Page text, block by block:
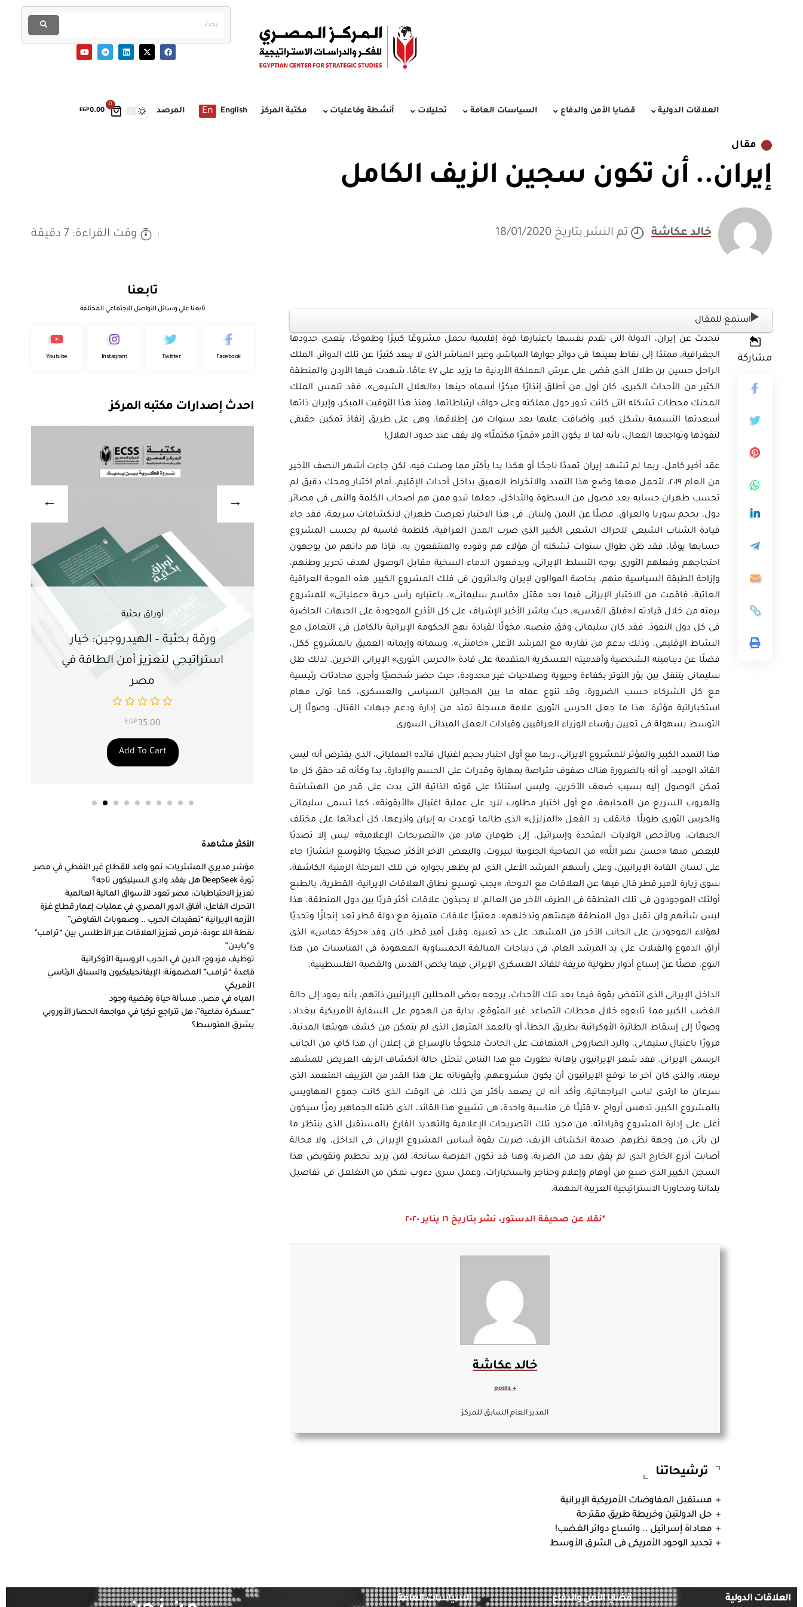
0
EGP0.00 العلاقات الدولية قضايا الأمن والدفاع السياسات العامة تحليلات أنشطة وفاعليات مكتبة المركز English
En المرصد
مقال
إيران.. أن تكون سجين الزيف الكامل
خالد عكاشة تم النشر بتاريخ 18/01/2020 وقت القراءة: 7 دقيقة
استمع للمقال
مشاركة
نتحدث عن إيران، الدولة التى تقدم نفسها باعتبارها قوة إقليمية تحمل مشروعًا كبيرًا وطموحًا، يتعدى حدودها
الجغرافية، ممتدًا إلى نقاط بعينها فى دوائر جوارها المباشر، وغير المباشر الذى لا يبعد كثيرًا عن تلك الدوائر. الملك
الراحل حسين بن طلال الذى قضى على عرش المملكة الأردنية ما يزيد على ٤٧ عامًا، شهدت فيها الأردن والمنطقة
الكثير من الأحداث الكبرى، كان أول من أطلق إنذارًا مبكرًا أسماه حينها بـ«الهلال الشيعى»، فقد تلمس الملك
المحنك محطات تشكله التى كانت تدور حول مملكته وعلى حواف ارتباطاتها. ومنذ هذا التوقيت المبكر، وإيران ذاتها
أسعدتها التسمية بشكل كبير، وأضافت عليها بعد سنوات من إطلاقها، وهى على طريق إنفاذ تمكين حقيقى
لنفوذها وتواجدها الفعال، بأنه لما لا يكون الأمر «قمرًا مكتملًا» ولا يقف عند حدود الهلال!
عقد أخير كامل، ربما لم تشهد إيران تمددًا ناجحًا أو هكذا بدا بأكثر مما وصلت فيه، لكن جاءت أشهر النصف الأخير
من العام ٢٠١٩، لتحمل معها وضع هذا التمدد والانخراط العميق بداخل أحداث الإقليم، أمام اختبار ومحك دقيق لم
تحسب طهران حسابه بعد فصول من السطوة والتداخل، جعلها تبدو ممن هم أصحاب الكلمة والنهى فى مصائر
دول، بحجم سوريا والعراق. فضلًا عن اليمن ولبنان. فى هذا الاختبار تعرضت طهران لانكشافات سريعة، فقد جاء
قيادة الشباب الشيعى للحراك الشعبى الكبير الذى ضرب المدن العراقية، كلطمة قاسية لم يحسب المشروع
حسابها يومًا، فقد ظن طوال سنوات تشكله أن هؤلاء هم وقوده والمنتفعون به. فإذا هم ذاتهم من يوجهون
احتجاجهم وفعلهم الثورى بوجه التسلط الإيرانى، ويدفعون الدماء السخية مقابل الوصول لهدف تحرير وطنهم،
وإزاحة الطبقة السياسية منهم، بخاصة الموالون لإيران والدائرون فى فلك المشروع الكبير. هذه الموجة العراقية
العاتية، فاقمت من الاختبار الإيرانى فيما بعد مقتل «قاسم سليمانى»، باعتباره رأس حربة «عملياتى» للمشروع
برمته من خلال قيادته لـ«فيلق القدس»، حيث يباشر الأخير الإشراف على كل الأذرع الموجودة على الجبهات الحاضرة
فى كل دول النفوذ. فقد كان سليمانى وفق منصبه، مخولًا لقيادة نهج الحكومة الإيرانية بالكامل فى التعامل مع
النشاط الإقليمى، وذلك بدعم من تقاربه مع المرشد الأعلى «خامنئى»، وسماته وإيمانه العميق بالمشروع ككل،
فضلًا عن ديناميته الشخصية وأقدميته العسكرية المتقدمة على قادة «الحرس الثورى» الإيرانى الآخرين. لذلك ظل
سليمانى يتنقل بين بؤر التوتر بكفاءة وحيوية وصلاحيات غير محدودة، حيث حضر شخصيًا وأجرى محادثات رئيسية
مع كل الشركاء حسب الضرورة، وقد تنوع عمله ما بين المجالين السياسى والعسكرى، كما تولى مهام
استخباراتية مؤثرة. هذا ما جعل الحرس الثورى علامة مسجلة تمتد من إدارة ودعم جبهات القتال، وصولًا إلى
التوسط بسهولة فى تعيين رؤساء الوزراء العراقيين وقيادات العمل الميدانى السورى.
هذا التمدد الكبير والمؤثر للمشروع الإيرانى، ربما مع أول اختبار بحجم اغتيال قائده العملياتى، الذى يفترض أنه ليس
القائد الوحيد، أو أنه بالضرورة هناك صفوف متراصة بمهارة وقدرات على الحسم والإدارة، بدا وكأنه قد حقق كل ما
تمكن الوصول إليه بسبب ضعف الآخرين، وليس استنادًا على قوته الذاتية التى بدت على قدر من الهشاشة
والهروب السريع من المجابهة، مع أول اختبار مطلوب للرد على عملية اغتيال «الأيقونة»، كما تسمى سليمانى
والحرس الثورى طويلًا. فانقلب رد الفعل «المزلزل» الذى طالما توعدت به إيران وأذرعها، كل أعدائها على مختلف
الجبهات، وبالأخص الولايات المتحدة وإسرائيل، إلى طوفان هادر من «التصريحات الإعلامية» ليس إلا تصديًا
للبعض منها «حسن نصر الله» من الضاحية الجنوبية لبيروت، والبعض الآخر الأكثر ضجيجًا والأوسع انتشارًا جاء
على لسان القادة الإيرانيين، وعلى رأسهم المرشد الأعلى الذى لم يظهر بجواره فى تلك المرحلة الزمنية الكاشفة،
سوى زيارة لأمير قطر قال فيها عن العلاقات مع الدوحة، «يجب توسيع نطاق العلاقات الإيرانية- القطرية، بالطبع
أولئك الموجودون فى تلك المنطقة فى الطرف الآخر من العالم، لا يحبذون علاقات أكثر قربًا بين دول المنطقة، هذا
ليس شأنهم ولن تقبل دول المنطقة هيمنتهم وتدخلهم»، معتبرًا علاقات متميزة مع دولة قطر تعد إنجازًا وتحديًا
لهؤلاء الموجودين على الجانب الآخر من المشهد، على حد تعبيره. وقبل أمير قطر، كان وفد «حركة حماس» الذى
أراق الدموع والقبلات على يد المرشد العام، فى ديباجات المبالغة الحمساوية المعهودة فى المناسبات من هذا
النوع، فضلًا عن إسباغ أدوار بطولية مزيفة للقائد العسكرى الإيرانى فيما يخص القدس والقضية الفلسطينية.
الداخل الإيرانى الذى انتفض بقوة فيما بعد تلك الأحداث، يرجعه بعض المحللين الإيرانيين ذاتهم، بأنه يعود إلى حالة
الغضب الكبير مما تابعوه خلال محطات التصاعد غير المتوقع، بداية من الهجوم على السفارة الأمريكية ببغداد،
وصولًا إلى إسقاط الطائرة الأوكرانية بطريق الخطأ، أو بالعمد المترهل الذى لم يتمكن من كشف هويتها المدنية،
مرورًا باغتيال سليمانى، والرد الصاروخى المتهافت على الحادث ملحوقًا بالإسراع فى إعلان أن هذا كافٍ من الجانب
الرسمى الإيرانى. فقد شعر الإيرانيون بإهانة تطورت مع هذا التنامى لتحتل حالة انكشاف الزيف العريض للمشهد
برمته، والذى كان آخر ما توقع الإيرانيون أن يكون مشروعهم، وأيقوناته على هذا القدر من التزييف المتعمد الذى
سرعان ما ارتدى لباس البراجماتية، وأكد أنه لن يصعد بأكثر من ذلك، فى الوقت الذى كانت جموع المهاويس
بالمشروع الكبير، تدهس أرواح ٧٠ قتيلًا فى مناسبة واحدة، هى تشييع هذا القائد، الذى ظنته الجماهير رمزًا سيكون
أغلى على إدارة المشروع وقياداته، من مجرد تلك التصريحات الإعلامية والتهديد الفارغ بالمستقبل الذى ينتظر ما
لن يأتى من وجهة نظرهم. صدمة انكشاف الزيف، ضربت بقوة أساس المشروع الإيرانى فى الداخل، ولا محالة
أصابت أذرع الخارج الذى لم يفق بعد من الضربة، وهنا قد تكون الفرصة سانحة، لمن يريد تحطيم وتقويض هذا
السجن الكبير الذى صنع من أوهام وإعلام وحناجر واستخبارات، وعمل سرى دءوب تمكن من التغلغل فى تفاصيل
بلداننا ومحاورنا الاستراتيجية العربية المهمة.
*نقلا عن صحيفة الدستور، نشر بتاريخ ١٦ يناير ٢٠٢٠
خالد عكاشة
+ posts
المدير العام السابق للمركز
ترشيحاتنا
مستقبل المفاوضات الأمريكية الإيرانية
حل الدولتين وخريطة طريق مقترحة
معاداة إسرائيل .. واتساع دوائر الغضب!
تجديد الوجود الأمريكى فى الشرق الأوسط
تابعنا
تابعنا علي وسائل التواصل الاجتماعي المختلفة
Facebook
Twitter
Instagram
Youtube
احدث إصدارات مكتبه المركز
أوراق بحثية
ورقة بحثية – الهيدروجين: خيار
استراتيجي لتعزيز أمن الطاقة في
مصر
EGP35.00
Add To Cart
أوراق بحثية
ورقة بحثية - أمن الطاقة المصري:
الغاز والنفط خارطة الموارد
وسياسات التعزيز
Add To Cart
ورقة بحثية – الطاقة المتجددة وتعزيز
أمن الطاقة المصري
EGP 35.00
Add To Cart
الأكثر مشاهدة
مؤشر مديري المشتريات: نمو واعد للقطاع غير النفطي في مصر
ثورة DeepSeek هل يفقد وادي السيليكون تاجه؟
تعزيز الاحتياطيات: مصر تعود للأسواق المالية العالمية
التحرك الفاعل: آفاق الدور المصري في عمليات إعمار قطاع غزة
الأزمه الإيرانية “تعقيدات الحرب .. وصعوبات التفاوض”
نقطة اللا عودة: فرص تعزيز العلاقات عبر الأطلسي بين “ترامب”
و”بايدن”
توظيف مزدوج: الدين في الحرب الروسية الأوكرانية
قاعدة “ترامب” المضمونة: الإيفانجيليكيون والسباق الرئاسي
الأمريكي
المياه في مصر.. مسألة حياة وقضية وجود
“عسكرة دفاعية”: هل تتراجع تركيا في مواجهة الحصار الأوروبي
بشرق المتوسط؟
العلاقات الدولية قضايا الأمن والدفاع السياسات العامة